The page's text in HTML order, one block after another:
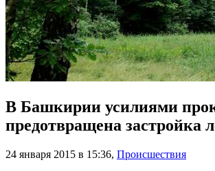
В Башкирии усилиями
предотвращена застройка
24 января 2015 в 15:36, Происшествия